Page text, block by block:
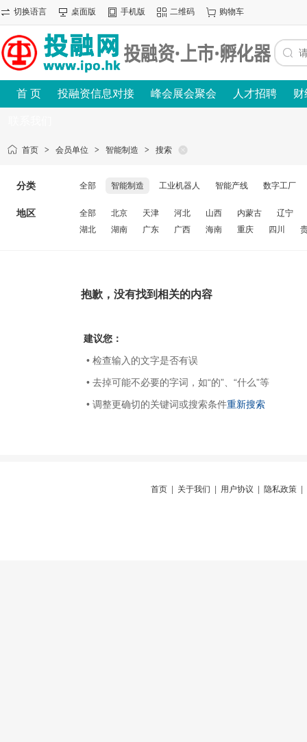
切换语言 桌面版 手机版 二维码 购物车
首 页 投融资信息对接 峰会展会聚会 人才招聘 财
首页 > 会员单位 > 智能制造 > 搜索
分类 全部 智能制造 工业机器人 智能产线 数字工厂
地区 全部 北京 天津 河北 山西 内蒙古
辽宁
湖北
湖南 广东 广西 海南 重庆 四川
抱歉，没有找到相关的内容
建议您：
• 检查输入的文字是否有误
• 去掉可能不必要的字词，如“的”、“什么”等
• 调整更确切的关键词或搜索条件重新搜索
首页 关于我们 用户协议 隐私政策